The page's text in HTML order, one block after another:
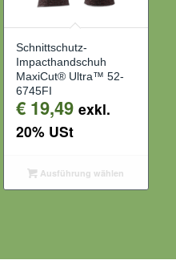
Schnittschutz-
Impacthandschuh
MaxiCut® Ultra™ 52-
6745FI
€19,49 exkl.
20% USt
Ausführung wählen